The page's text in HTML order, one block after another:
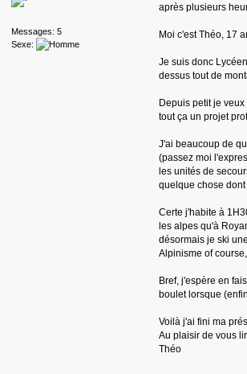
Messages: 5
Sexe:
après plusieurs
Moi c'est Théo, 17
Je suis donc
dessus tout de
Depuis petit je
tout ça un projet
J'ai beaucoup de
(passez moi
les unités de
quelque chose
Certe j'habite à
les alpes qu'à
désormais je ski
Alpinisme of
Bref, j'espère en
boulet lorsque
Voilà j'ai fini ma
Au plaisir de vous
Théo